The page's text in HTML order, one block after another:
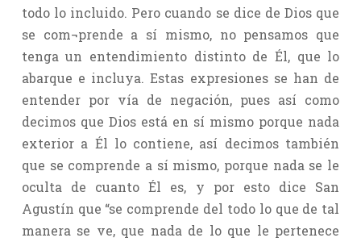
todo lo incluido. Pero cuando se dice de Dios que
se com¬prende a sí mismo, no pensamos que
tenga un entendimiento distinto de Él, que lo
abarque e incluya. Estas expresiones se han de
entender por vía de negación, pues así como
decimos que Dios está en sí mismo porque nada
exterior a Él lo contiene, así decimos también
que se comprende a sí mismo, porque nada se le
oculta de cuanto Él es, y por esto dice San
Agustín que “se comprende del todo lo que de tal
manera se ve, que nada de lo que le pertenece